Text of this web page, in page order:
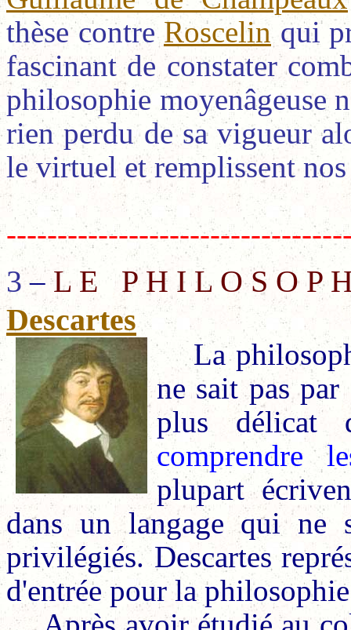
thèse contreRoscelinqui
fascinant de constater
philosophie moyenâgeuse
rien perdu de sa vigueur
le virtuel et remplissent
3 – L E P H I L O S O P
Descartes
La
ne sait pas
plus délicat
comprendre
plupart
dans un langage qui ne
privilégiés. Descartes
d'entrée pour la